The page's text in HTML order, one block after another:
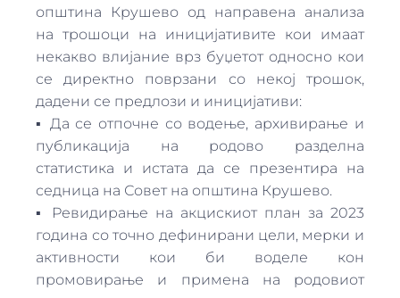
општина Крушево од направена анализа
на трошоци на иницијативите кои имаат
некакво влијание врз буџетот односно кои
се директно поврзани со некој трошок,
дадени се предлози и иницијативи:
▪ Да се отпочне со водење, архивирање и
публикација на родово разделна
статистика и истата да се презентира на
седница на Совет на општина Крушево.
▪ Ревидирање на акцискиот план за 2023
година со точно дефинирани цели, мерки и
активности кои би воделе кон
промовирање и примена на родовиот